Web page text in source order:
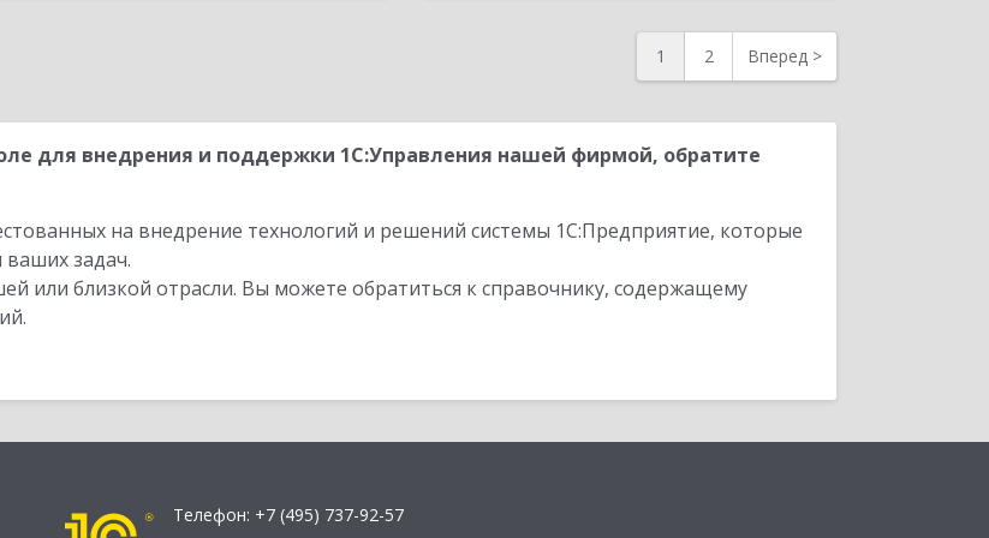
1 2 Вперед >
для внедрения и поддержки 1С:Управления нашей фирмой, обратите
на внедрение технологий и решений системы 1С:Предприятие, которые
ваших задач.
или близкой отрасли. Вы можете обратиться к справочнику, содержащему
Телефон: +7 (495) 737-92-57